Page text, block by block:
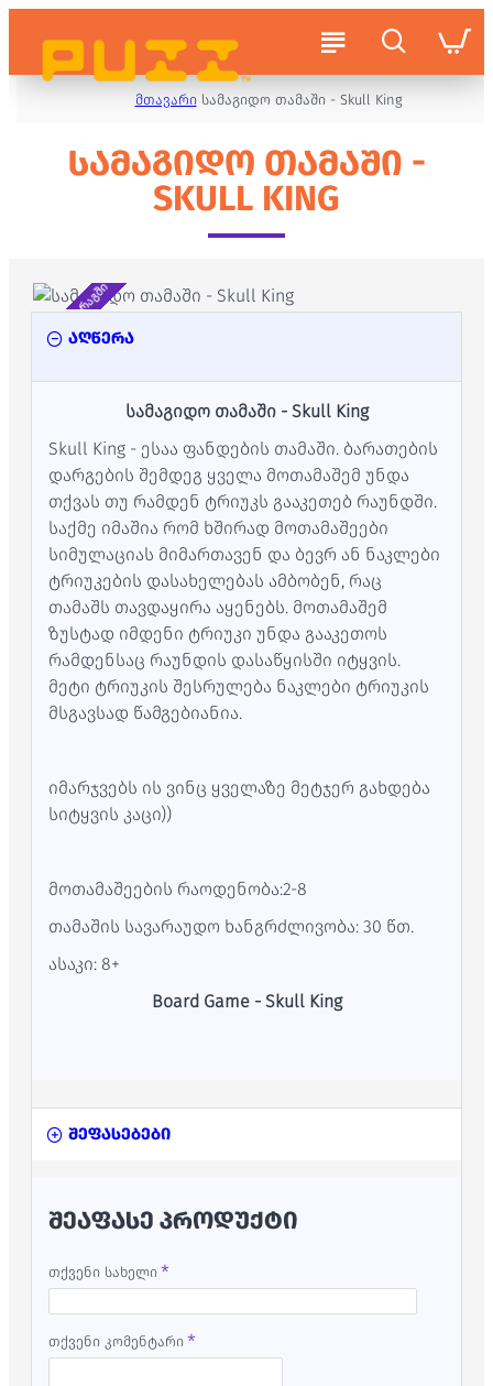
მთავარი სამაგიდო თამაში - Skull King
ᲡᲐᲛᲐᲒᲘᲓᲝ ᲗᲐᲛᲐᲨᲘ -
SKULL KING
არ არის მარაგში
აღწერა
სამაგიდო თამაში - Skull King
Skull King - ესაა ფანდების თამაში. ბარათების
დარგების შემდეგ ყველა მოთამაშემ უნდა
თქვას თუ რამდენ ტრიუკს გააკეთებ რაუნდში.
საქმე იმაშია რომ ხშირად მოთამაშეები
სიმულაციას მიმართავენ და ბევრ ან ნაკლები
ტრიუკების დასახელებას ამბობენ, რაც
თამაშს თავდაყირა აყენებს. მოთამაშემ
ზუსტად იმდენი ტრიუკი უნდა გააკეთოს
რამდენსაც რაუნდის დასაწყისში იტყვის.
მეტი ტრიუკის შესრულება ნაკლები ტრიუკის
მსგავსად წამგებიანია.
იმარჯვებს ის ვინც ყველაზე მეტჯერ გახდება
სიტყვის კაცი))
მოთამაშეების რაოდენობა:2-8
თამაშის სავარაუდო ხანგრძლივობა: 30 წთ.
ასაკი: 8+
Board Game - Skull King
შეფასებები
ᲨᲔᲐᲤᲐᲡᲔ ᲞᲠᲝᲓᲣᲥᲢᲘ
თქვენი სახელი
თქვენი კომენტარი